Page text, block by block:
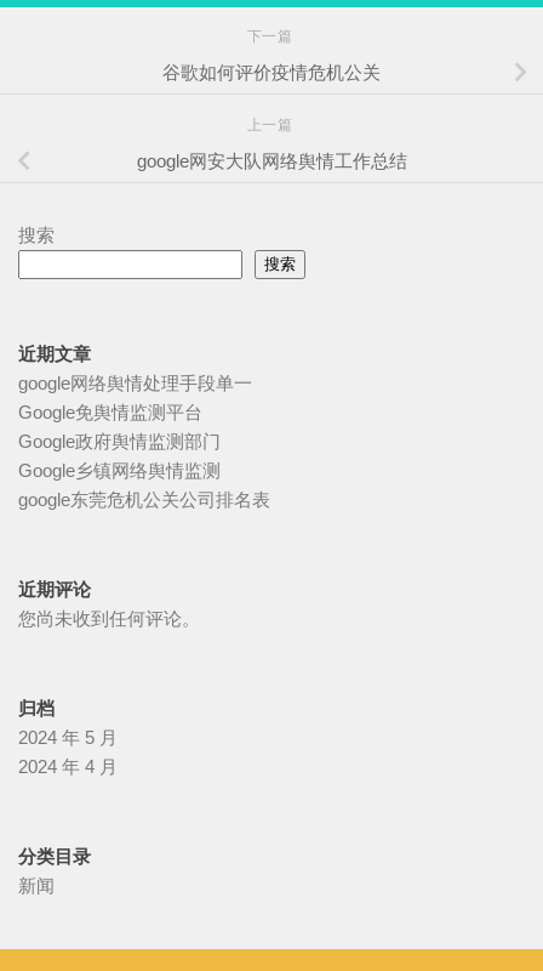
下一篇
谷歌如何评价疫情危机公关
上一篇
google网安大队网络舆情工作总结
搜索
搜索
近期文章
google网络舆情处理手段单一
Google免舆情监测平台
Google政府舆情监测部门
Google乡镇网络舆情监测
google东莞危机公关公司排名表
近期评论
您尚未收到任何评论。
归档
2024 年 5 月
2024 年 4 月
分类目录
新闻